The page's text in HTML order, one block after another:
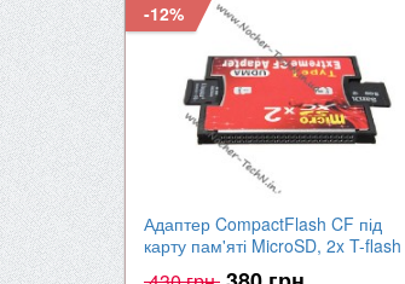
-12%
Адаптер CompactFlash CF під
карту пам'яті MicroSD, 2x T-flash